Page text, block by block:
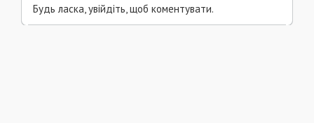
Будь ласка, увійдіть, щоб коментувати.